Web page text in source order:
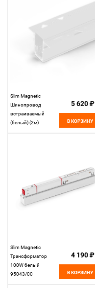
Slim Magnetic
Шинопровод
встраиваемый
(белый) (2м)
5 620 ₽
В КОРЗИНУ
Slim Magnetic
Трансформатор
100W белый
95043/00
4 190 ₽
В КОРЗИНУ